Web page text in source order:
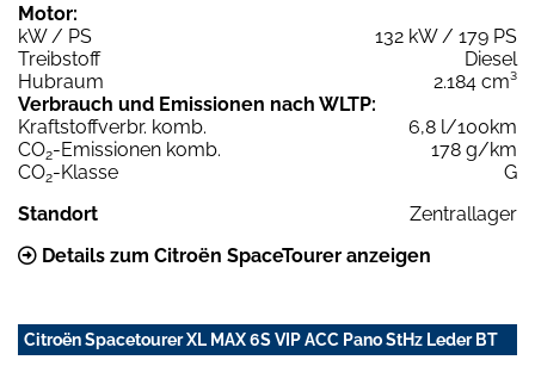
Motor:
kW / PS
132 kW / 179 PS
Treibstoff
Diesel
Hubraum
2.184 cm³
Verbrauch und Emissionen nach WLTP:
Kraftstoffverbr. komb.
6,8 l/100km
CO2-Emissionen komb.
178 g/km
CO2-Klasse
G
Standort
Zentrallager
Details zum Citroën SpaceTourer anzeigen
Citroën Spacetourer XL MAX 6S VIP ACC Pano StHz Leder BT